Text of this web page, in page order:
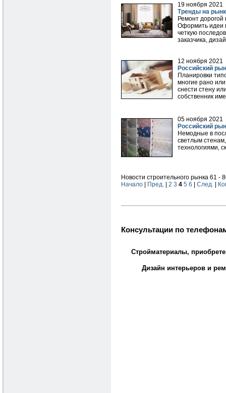
19 ноября 2021
Тренды на
Ремонт дорогой
Оформить идеи
четкую
заказчика,
12 ноября 2021
Российский
Планировки
многие рано
снести стену
собственник
05 ноября 2021
Российский
Немодные в
светлым
технологиями,
Новости строительного рынка 61 -
Начало | Пред. | 2 3 4 5 6 | След. |
Консультации по
Стройматериалы,
Дизайн интерьеров и